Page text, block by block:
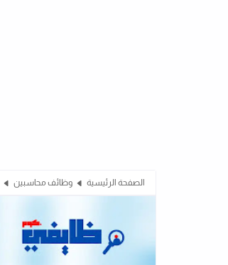
الصفحة الرئيسية وظائف محاسبين